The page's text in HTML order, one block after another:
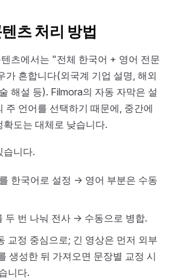
츠 처리 방법
츠에서는 "전체 한국어 + 영어 전문
가 흔합니다(외국계 기업 설명, 해외
해설 등). Filmora의 자동 자막은 설
주 언어를 선택하기 때문에, 중간에
도는 대체로 낮습니다.
습니다.
한국어로 설정 → 영어 부분은 수동
두 번 나눠 전사 → 수동으로 병합.
교정 중심으로; 긴 영상은 먼저 외부
생성한 뒤 가져오면 문장별 교정 시
니다.